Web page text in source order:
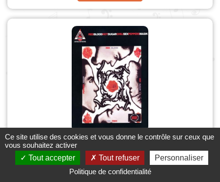
Blood Sugar Sex Magic
RED HOT CHILI PEPPERS
Guitare Tablatures
Hal Leonard
Ce site utilise des cookies et vous donne le contrôle sur ceux que
vous souhaitez activer
Tout accepter
Tout refuser
Personnaliser
Politique de confidentialité